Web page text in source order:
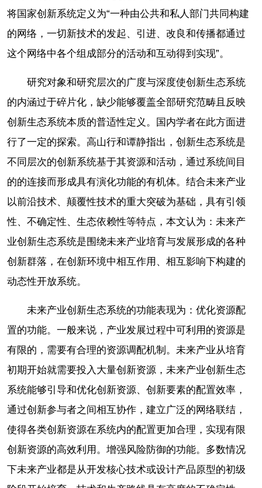
将国家创新系统定义为“一种由公共和私人部门共同构建
的网络，一切新技术的发起、引进、改良和传播都通过
这个网络中各个组成部分的活动和互动得到实现”。
研究对象和研究层次的广度与深度使创新生态系统
的内涵过于碎片化，缺少能够覆盖全部研究范畴且反映
创新生态系统本质的普适性定义。国内学者在此方面进
行了一定的探索。高山行和谭静指出，创新生态系统是
不同层次的创新系统基于其资源和活动，通过系统间目
的的连接而形成具有演化功能的有机体。结合未来产业
以前沿技术、颠覆性技术的重大突破为基础，具有引领
性、不确定性、生态依赖性等特点，本文认为：未来产
业创新生态系统是围绕未来产业培育与发展形成的各种
创新群落，在创新环境中相互作用、相互影响下构建的
动态性开放系统。
未来产业创新生态系统的功能表现为：优化资源配
置的功能。一般来说，产业发展过程中可利用的资源是
有限的，需要有合理的资源调配机制。未来产业从培育
初期开始就需要投入大量创新资源，未来产业创新生态
系统能够引导和优化创新资源、创新要素的配置效率，
通过创新参与者之间相互协作，建立广泛的网络联结，
使得各类创新资源在系统内的配置更加合理，实现有限
创新资源的高效利用。增强风险防御的功能。多数情况
下未来产业都是从开发核心技术或设计产品原型的初级